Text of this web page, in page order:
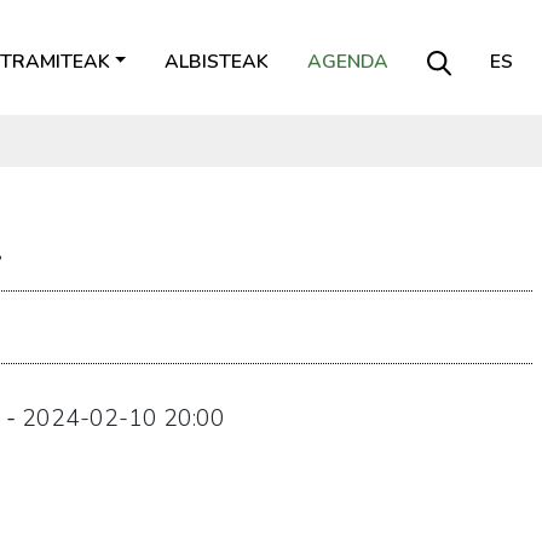
TRAMITEAK ALBISTEAK AGENDA ES
- 2024-02-10 20:00